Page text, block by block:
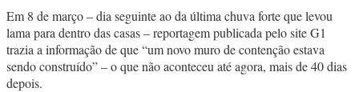
Em 8 de março – dia seguinte ao da última chuva forte que levou
lama para dentro das casas – reportagem publicada pelo site G1
trazia a informação de que “um novo muro de contenção estava
sendo construído” – o que não aconteceu até agora, mais de 40 dias
depois.